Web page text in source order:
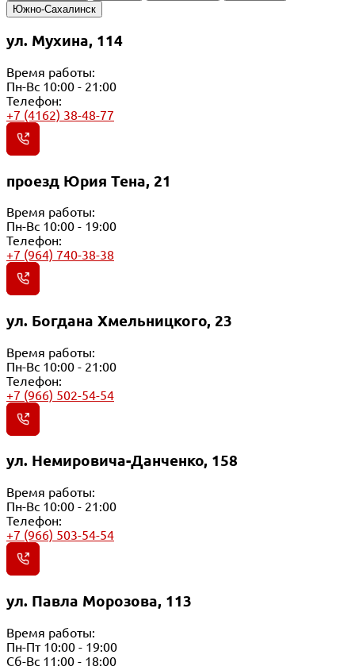
Южно-Сахалинск
ул. Мухина, 114
Время работы:
Пн-Вс 10:00 - 21:00
Телефон:
+7 (4162) 38-48-77
проезд Юрия Тена, 21
Время работы:
Пн-Вс 10:00 - 19:00
Телефон:
+7 (964) 740-38-38
ул. Богдана Хмельницкого, 23
Время работы:
Пн-Вс 10:00 - 21:00
Телефон:
+7 (966) 502-54-54
ул. Немировича-Данченко, 158
Время работы:
Пн-Вс 10:00 - 21:00
Телефон:
+7 (966) 503-54-54
ул. Павла Морозова, 113
Время работы:
Пн-Пт 10:00 - 19:00
Сб-Вс 11:00 - 18:00